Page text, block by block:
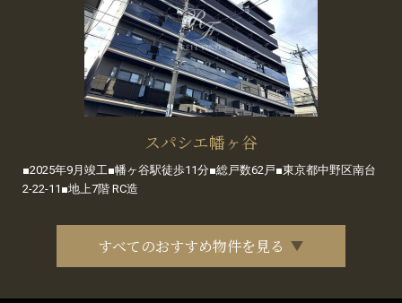
スパシエ幡ヶ谷
■2025年9月竣工■幡ヶ谷駅徒歩11分■総戸数62戸■東京都中野区南台
2-22-11■地上7階 RC造
すべてのおすすめ物件を見る